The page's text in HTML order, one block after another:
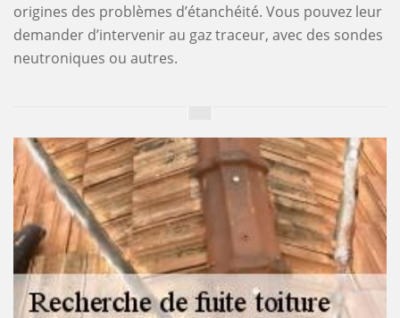
origines des problèmes d’étanchéité. Vous pouvez leur
demander d’intervenir au gaz traceur, avec des sondes
neutroniques ou autres.